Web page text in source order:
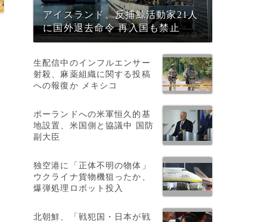
アイスランド、反捕鯨活動家21人
に国外退去命令 再入国も禁止
生配信中のインフルエンサー
射殺、麻薬組織に関する投稿
への報復か メキシコ
ポーランドへの米軍恒久的基
地設置、米国側と協議中 国防
副大臣
独空港に「正体不明の物体」
ウクライナ貨物機狙ったか、
爆弾処理ロボット投入
北朝鮮、「戦犯国・日本が戦